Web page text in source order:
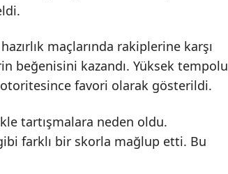
maçlarında rakiplerine karşı
beğenisini kazandı. Yüksek tempolu
favori olarak gösterildi.
tartışmalara neden oldu.
farklı bir skorla mağlup etti. Bu